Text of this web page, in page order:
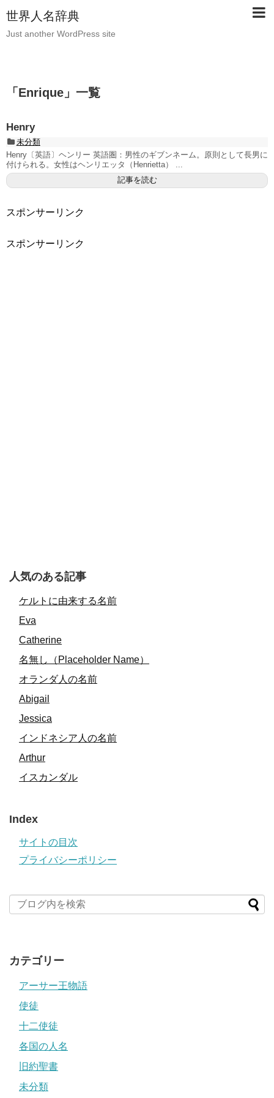
世界人名辞典
Just another WordPress site
「 Enrique 」 一覧
Henry
未分類
Henry〔英語〕ヘンリー 英語圏：男性のギブンネーム。原則として長男に
付けられる。女性はヘンリエッタ（Henrietta） ...
記事を読む
スポンサーリンク
スポンサーリンク
人気のある記事
ケルトに由来する名前
Eva
Catherine
名無し（Placeholder Name）
オランダ人の名前
Abigail
Jessica
インドネシア人の名前
Arthur
イスカンダル
Index
サイトの目次
プライバシーポリシー
カテゴリー
アーサー王物語
使徒
十二使徒
各国の人名
旧約聖書
未分類